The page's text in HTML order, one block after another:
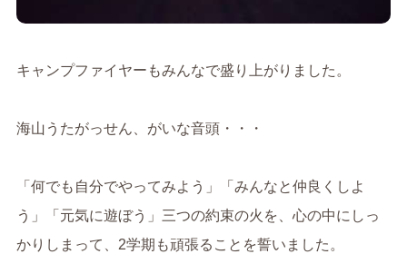
キャンプファイヤーもみんなで盛り上がりました。
海山うたがっせん、がいな音頭・・・
「何でも自分でやってみよう」「みんなと仲良くしよ
う」「元気に遊ぼう」三つの約束の火を、心の中にしっ
かりしまって、2学期も頑張ることを誓いました。